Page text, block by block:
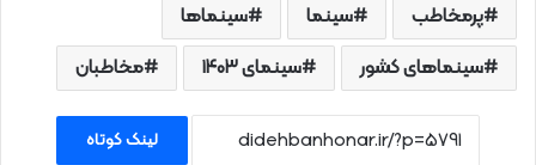
پرمخاطب سینما
سینماها
سینماهای کشور
سینمای ۱۴۰۳ مخاطبان
لینک کوتاه